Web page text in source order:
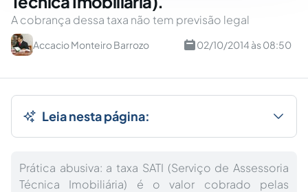
A cobrança dessa taxa não tem previsão legal
Accacio Monteiro Barrozo 02/10/2014 às 08:50
Leia nesta página:
Prática abusiva: a taxa SATI (Serviço de Assessoria
Técnica Imobiliária) é o valor cobrado pelas